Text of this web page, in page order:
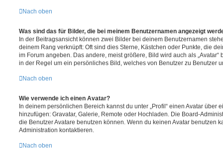
Nach oben
Was sind das für Bilder, die bei meinem Benutzernamen angezeigt
In der Beitragsansicht können zwei Bilder bei deinem Benutzernamen
deinem Rang verknüpft: Oft sind dies Sterne, Kästchen oder Punkte, die
im Forum angeben. Das andere, meist größere, Bild wird auch als
in der Regel um ein persönliches Bild, welches von Benutzer zu Benutzer
Nach oben
Wie verwende ich einen Avatar?
In deinem persönlichen Bereich kannst du unter „Profil“ einen Avatar über
hinzufügen: Gravatar, Galerie, Remote oder Hochladen. Die Board-
die Benutzer Avatare benutzen können. Wenn du keinen Avatar benutzen
Administration kontaktieren.
Nach oben